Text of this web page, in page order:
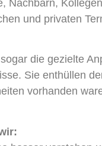
Nachbarn,
und privaten
die gezielte
Sie enthüllen
vorhanden